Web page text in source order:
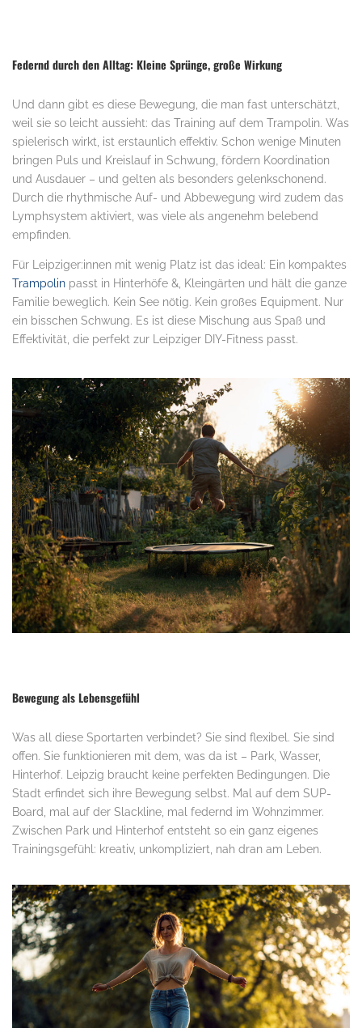
Federnd durch den Alltag: Kleine Sprünge, große Wirkung
Und dann gibt es diese Bewegung, die man fast unterschätzt,
weil sie so leicht aussieht: das Training auf dem Trampolin. Was
spielerisch wirkt, ist erstaunlich effektiv. Schon wenige Minuten
bringen Puls und Kreislauf in Schwung, fördern Koordination
und Ausdauer – und gelten als besonders gelenkschonend.
Durch die rhythmische Auf- und Abbewegung wird zudem das
Lymphsystem aktiviert, was viele als angenehm belebend
empfinden.
Für Leipziger:innen mit wenig Platz ist das ideal: Ein kompaktes
Trampolin passt in Hinterhöfe &, Kleingärten und hält die ganze
Familie beweglich. Kein See nötig. Kein großes Equipment. Nur
ein bisschen Schwung. Es ist diese Mischung aus Spaß und
Effektivität, die perfekt zur Leipziger DIY-Fitness passt.
Bewegung als Lebensgefühl
Was all diese Sportarten verbindet? Sie sind flexibel. Sie sind
offen. Sie funktionieren mit dem, was da ist – Park, Wasser,
Hinterhof. Leipzig braucht keine perfekten Bedingungen. Die
Stadt erfindet sich ihre Bewegung selbst. Mal auf dem SUP-
Board, mal auf der Slackline, mal federnd im Wohnzimmer.
Zwischen Park und Hinterhof entsteht so ein ganz eigenes
Trainingsgefühl: kreativ, unkompliziert, nah dran am Leben.